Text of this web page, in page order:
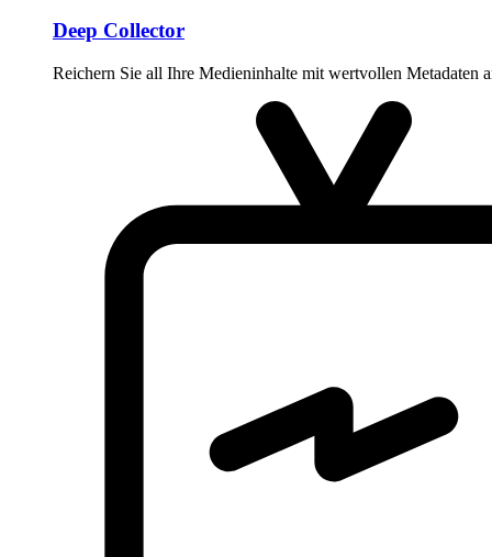
Deep Collector
Reichern Sie all Ihre Medieninhalte mit wertvollen Metadaten